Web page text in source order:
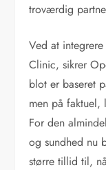
troværdig
Ved at
Clinic, sikrer
blot er baseret
men på
For den
og sundhed nu
større tillid til,